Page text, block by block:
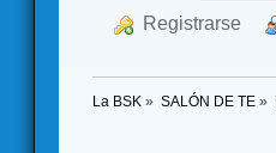
Registrarse
La BSK » SALÓN DE TE »